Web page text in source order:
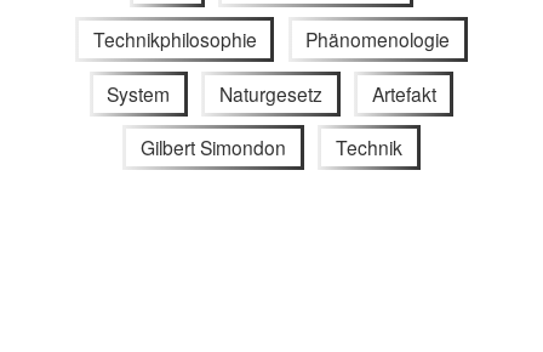
Technikphilosophie Phänomenologie
System Naturgesetz Artefakt
Gilbert Simondon Technik